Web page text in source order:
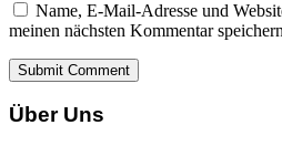
Name, E-Mail-Adresse und
meinen nächsten Kommentar
Über Uns